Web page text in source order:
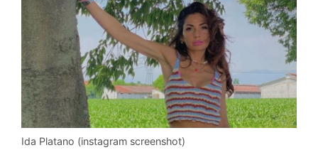
Ida Platano (instagram screenshot)